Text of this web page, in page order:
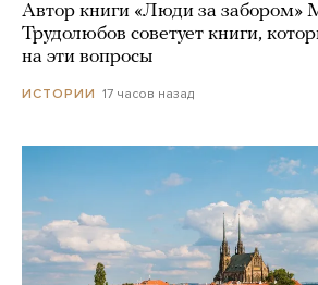
Автор книги «Люди за забором»
Трудолюбов советует книги,
на эти вопросы
ИСТОРИИ 17 часов назад